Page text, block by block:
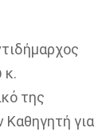
κ.
της
Καθηγητή για